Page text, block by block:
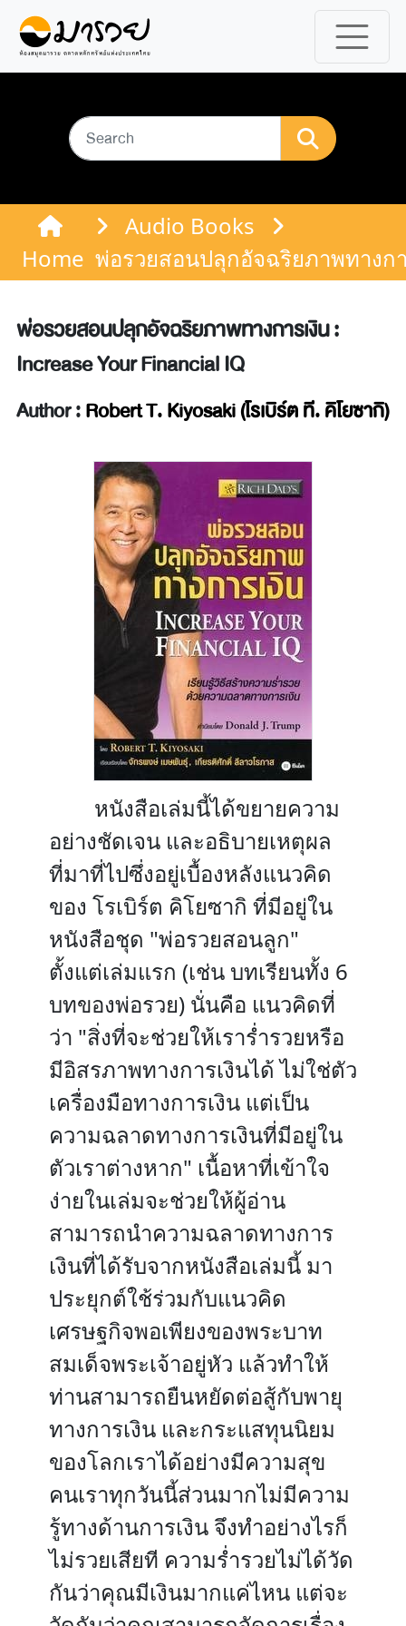
Home
Audio Books
พ่อรวยสอนปลุกอัจฉริยภาพทางก
พ่อรวยสอนปลุกอัจฉริยภาพทางการเงิน :
Increase Your Financial IQ
Author :Robert T. Kiyosaki (โรเบิร์ต ที. คิโยซากิ)
หนังสือเล่มนี้ได้ขยายความ
อย่างชัดเจน และอธิบายเหตุผล
ที่มาที่ไปซึ่งอยู่เบื้องหลังแนวคิด
ของ โรเบิร์ต คิโยซากิ ที่มีอยู่ใน
หนังสือชุด "พ่อรวยสอนลูก"
ตั้งแต่เล่มแรก (เช่น บทเรียนทั้ง 6
บทของพ่อรวย) นั่นคือ แนวคิดที่
ว่า "สิ่งที่จะช่วยให้เราร่ำรวยหรือ
มีอิสรภาพทางการเงินได้ ไม่ใช่ตัว
เครื่องมือทางการเงิน แต่เป็น
ความฉลาดทางการเงินที่มีอยู่ใน
ตัวเราต่างหาก" เนื้อหาที่เข้าใจ
ง่ายในเล่มจะช่วยให้ผู้อ่าน
สามารถนำความฉลาดทางการ
เงินที่ได้รับจากหนังสือเล่มนี้ มา
ประยุกต์ใช้ร่วมกับแนวคิด
เศรษฐกิจพอเพียงของพระบาท
สมเด็จพระเจ้าอยู่หัว แล้วทำให้
ท่านสามารถยืนหยัดต่อสู้กับพายุ
ทางการเงิน และกระแสทุนนิยม
ของโลกเราได้อย่างมีความสุข
คนเราทุกวันนี้ส่วนมากไม่มีความ
รู้ทางด้านการเงิน จึงทำอย่างไรก็
ไม่รวยเสียที ความร่ำรวยไม่ได้วัด
กันว่าคุณมีเงินมากแค่ไหน แต่จะ